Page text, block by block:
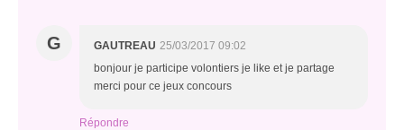
G GAUTREAU 25/03/2017 09:02
bonjour je participe volontiers je like et je partage
merci pour ce jeux concours
Répondre